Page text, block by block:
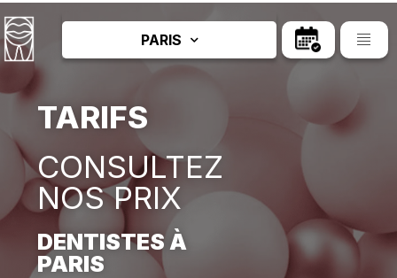
PARIS
TARIFS
CONSULTEZ
NOS PRIX
DENTISTES À
PARIS